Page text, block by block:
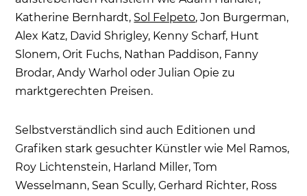
Katherine Bernhardt, Sol Felpeto, Jon Burgerman,
Alex Katz, David Shrigley, Kenny Scharf, Hunt
Slonem, Orit Fuchs, Nathan Paddison, Fanny
Brodar, Andy Warhol oder Julian Opie zu
marktgerechten Preisen.
Selbstverständlich sind auch Editionen und
Grafiken stark gesuchter Künstler wie Mel Ramos,
Roy Lichtenstein, Harland Miller, Tom
Wesselmann, Sean Scully, Gerhard Richter, Ross